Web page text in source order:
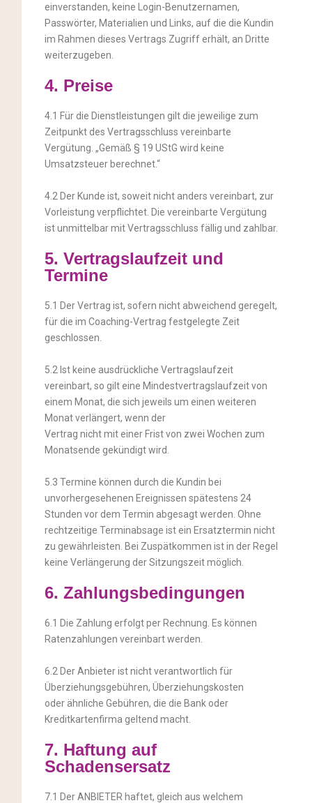
einverstanden, keine Login-Benutzernamen,
Passwörter, Materialien und Links, auf die die Kundin
im Rahmen dieses Vertrags Zugriff erhält, an Dritte
weiterzugeben.
4. Preise
4.1 Für die Dienstleistungen gilt die jeweilige zum
Zeitpunkt des Vertragsschluss vereinbarte
Vergütung. „Gemäß § 19 UStG wird keine
Umsatzsteuer berechnet.“
4.2 Der Kunde ist, soweit nicht anders vereinbart, zur
Vorleistung verpflichtet. Die vereinbarte Vergütung
ist unmittelbar mit Vertragsschluss fällig und zahlbar.
5. Vertragslaufzeit und
Termine
5.1 Der Vertrag ist, sofern nicht abweichend geregelt,
für die im Coaching-Vertrag festgelegte Zeit
geschlossen.
5.2 Ist keine ausdrückliche Vertragslaufzeit
vereinbart, so gilt eine Mindestvertragslaufzeit von
einem Monat, die sich jeweils um einen weiteren
Monat verlängert, wenn der
Vertrag nicht mit einer Frist von zwei Wochen zum
Monatsende gekündigt wird.
5.3 Termine können durch die Kundin bei
unvorhergesehenen Ereignissen spätestens 24
Stunden vor dem Termin abgesagt werden. Ohne
rechtzeitige Terminabsage ist ein Ersatztermin nicht
zu gewährleisten. Bei Zuspätkommen ist in der Regel
keine Verlängerung der Sitzungszeit möglich.
6. Zahlungsbedingungen
6.1 Die Zahlung erfolgt per Rechnung. Es können
Ratenzahlungen vereinbart werden.
6.2 Der Anbieter ist nicht verantwortlich für
Überziehungsgebühren, Überziehungskosten
oder ähnliche Gebühren, die die Bank oder
Kreditkartenfirma geltend macht.
7. Haftung auf
Schadensersatz
7.1 Der ANBIETER haftet, gleich aus welchem